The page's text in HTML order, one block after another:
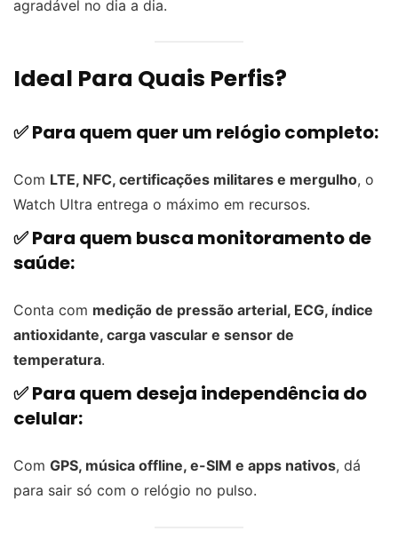
agradável no dia a dia.
Ideal Para Quais Perfis?
✅ Para quem quer um relógio completo:
Com LTE, NFC, certificações militares e mergulho, o
Watch Ultra entrega o máximo em recursos.
✅ Para quem busca monitoramento de
saúde:
Conta com medição de pressão arterial, ECG, índice
antioxidante, carga vascular e sensor de
temperatura.
✅ Para quem deseja independência do
celular:
Com GPS, música offline, e-SIM e apps nativos, dá
para sair só com o relógio no pulso.